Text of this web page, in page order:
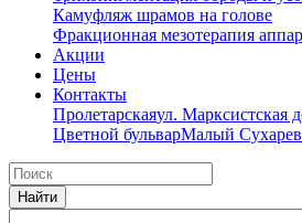
Камуфляж шрамов на голове
Фракционная мезотерапия
Акции
Цены
Контакты
Пролетарскаяул. Марксистская
Цветной бульварМалый